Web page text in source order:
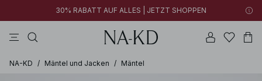
30% RABATT AUF ALLES | JETZT SHOPPEN
NA-KD / Mäntel und Jacken / Mäntel